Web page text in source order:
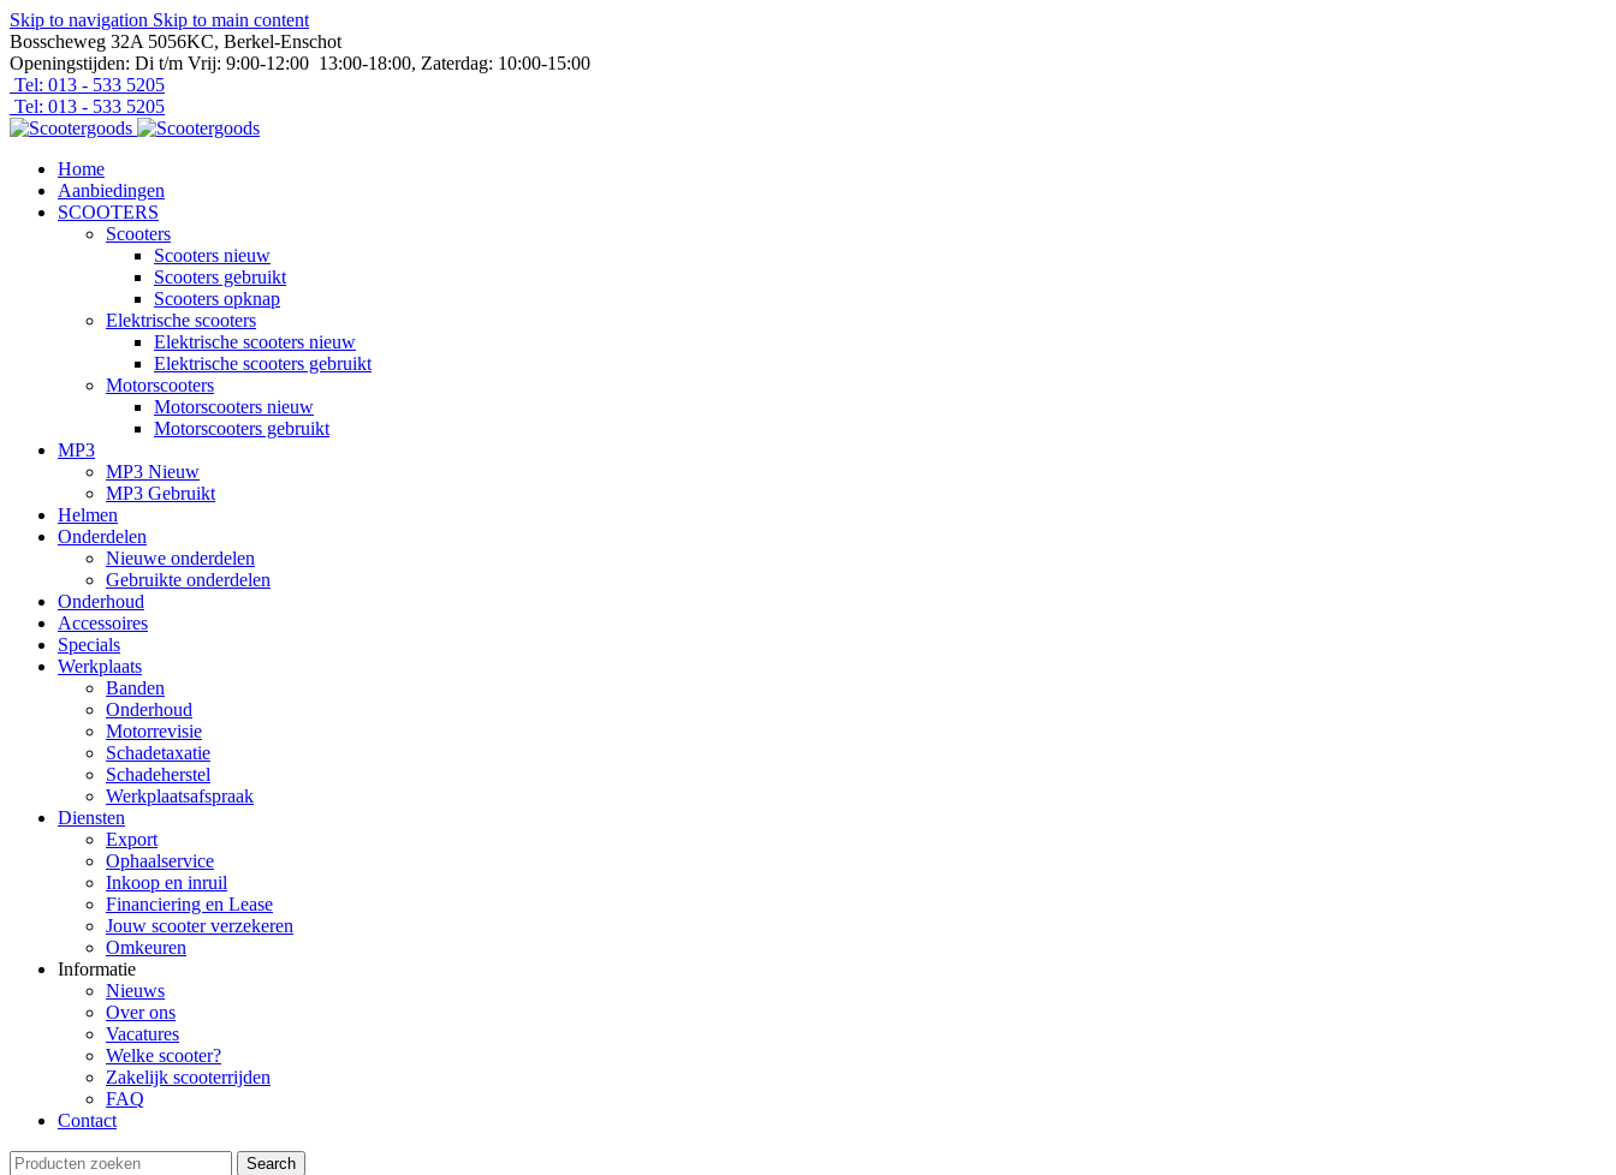
Skip to navigation Skip to main content
Bosscheweg 32A 5056KC, Berkel-Enschot
Openingstijden: Di t/m Vrij: 9:00-12:00 13:00-18:00, Zaterdag: 10:00-15:00
Tel: 013 - 533 5205
Tel: 013 - 533 5205
Home
Aanbiedingen
SCOOTERS
Scooters
Scooters nieuw
Scooters gebruikt
Scooters opknap
Elektrische scooters
Elektrische scooters nieuw
Elektrische scooters gebruikt
Motorscooters
Motorscooters nieuw
Motorscooters gebruikt
MP3
MP3 Nieuw
MP3 Gebruikt
Helmen
Onderdelen
Nieuwe onderdelen
Gebruikte onderdelen
Onderhoud
Accessoires
Specials
Werkplaats
Banden
Onderhoud
Motorrevisie
Schadetaxatie
Schadeherstel
Werkplaatsafspraak
Diensten
Export
Ophaalservice
Inkoop en inruil
Financiering en Lease
Jouw scooter verzekeren
Omkeuren
Informatie
Nieuws
Over ons
Vacatures
Welke scooter?
Zakelijk scooterrijden
FAQ
Contact
Search